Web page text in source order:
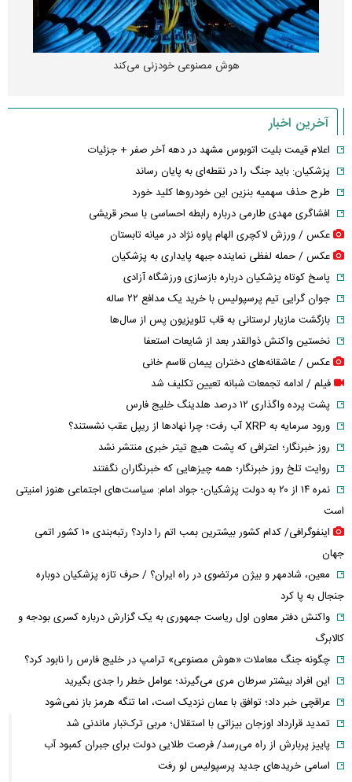
هوش مصنوعی خودزنی می‌کند
آخرین اخبار
اعلام قیمت بلیت اتوبوس مشهد در دهه آخر صفر + جزئیات
پزشکیان: باید جنگ را در نقطه‌ای به پایان رساند
طرح حذف سهمیه بنزین این خودرو‌ها کلید خورد
افشاگری مهدی طارمی درباره رابطه احساسی با سحر قریشی
عکس / ورزش لاکچری الهام پاوه نژاد در میانه تابستان
عکس / حمله لفظی نماینده جبهه پایداری به پزشکیان
پاسخ کوتاه پزشکیان درباره بازسازی ورزشگاه آزادی
جوان گرایی تیم پرسپولیس با خرید یک مدافع ۲۲ ساله
بازگشت مازیار لرستانی به قاب تلویزیون پس از سال‌ها
نخستین واکنش ذوالقدر بعد از شایعات استعفا
عکس / عاشقانه‌های دختران پیمان قاسم خانی
فیلم / ادامه تجمعات شبانه تعیین تکلیف شد
پشت پرده واگذاری ۱۲ درصد هلدینگ خلیج فارس
ورود سرمایه به XRP آب رفت؛ چرا نهادها از ریپل عقب نشستند؟
روز خبرنگار؛ اعترافی که پشت هیچ تیتر خبری منتشر نشد
روایت تلخ روز خبرنگار؛ همه چیزهایی که خبرنگاران نگفتند
نمره ۱۴ از ۲۰ به دولت پزشکیان؛ جواد امام: سیاست‌های اجتماعی هنوز امنیتی
است
اینفوگرافی/ کدام کشور بیشترین بمب اتم را دارد؟ رتبه‌بندی ۱۰ کشور اتمی
جهان
معین، شادمهر و بیژن مرتضوی در راه ایران؟ / حرف تازه پزشکیان دوباره
جنجال به پا کرد
واکنش دفتر معاون اول ریاست جمهوری به یک گزارش درباره کسری بودجه و
کالابرگ
چگونه جنگ معاملات «هوش مصنوعی» ترامپ در خلیج فارس را نابود کرد؟
این افراد بیشتر سرطان مری می‌گیرند؛ عوامل خطر را جدی بگیرید
عراقچی خبر داد؛ توافق با عمان نزدیک است، اما تنگه هرمز باز نمی‌شود
تمدید قرارداد اوزجان بیزاتی با استقلال؛ مربی ترک‌تبار ماندنی شد
پاییز پربارش از راه می‌رسد/ فرصت طلایی دولت برای جبران کمبود آب
اسامی خریدهای جدید پرسپولیس لو رفت